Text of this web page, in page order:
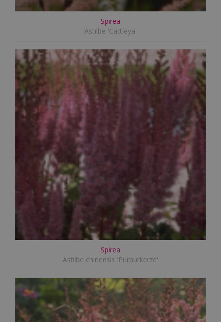
Spirea
Astilbe 'Cattleya'
Spirea
Astilbe chinensis 'Purpurkerze'